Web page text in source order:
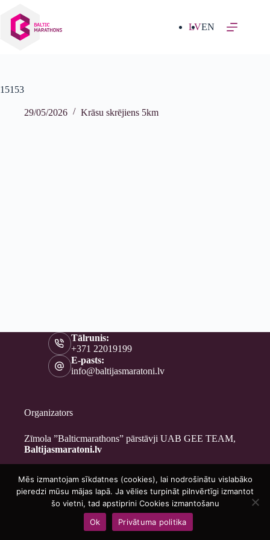
saturu
LVEN
15153
29/05/2026 Krāsu skrējiens 5km
Tālrunis:
+371 22019199
E-pasts:
info@baltijasmaratoni.lv
Organizators
Zīmola ”Balticmarathons” pārstāvji UAB GEE TEAM,
Baltijasmaratoni.lv
Kontakti
Par mums
Brīvprātīgajiem
Privātuma politika
Copyright © 2026 - Baltijasmaratoni.lv
Mēs izmantojam sīkdatnes (cookies), lai nodrošinātu vislabāko
pieredzi mūsu mājas lapā. Ja vēlies turpināt pilnvērtīgi izmantot
šo vietni, tad apstiprini Cookies izmantošanu
Ok
Privātuma politika